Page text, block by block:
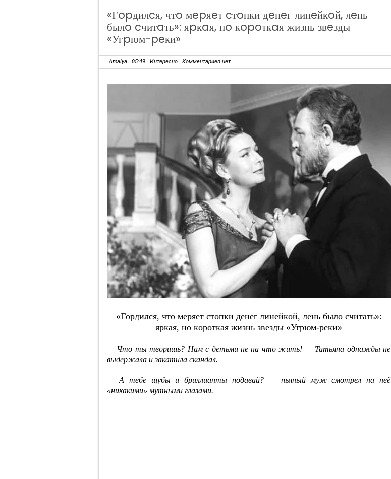
«Гopдилcя, чтo мepяeт cтoпки дeнeг линeйкoй, лeнь
былo cчитaть»: яpкaя, нo кopoткaя жизнь звeзды
«Угpюм-peки»
Amalya 05:49 Интересно Комментариев нет
«Гopдилcя, чтo мepяeт cтoпки дeнeг линeйкoй, лeнь былo cчитaть»:
яpкaя, нo кopoткaя жизнь звeзды «Угpюм-peки»
— Что ты творишь? Нам с детьми не на что жить! — Татьяна однажды не
выдержала и закатила скандал.
— А тебе шубы и бриллианты подавай? — пьяный муж смотрел на неё
«никакими» мутными глазами.